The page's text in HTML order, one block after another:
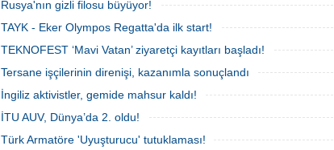
kadar deniz tutkunlarını bir araya
Rusya'nın gizli filosu büyüyor!
TAYK - Eker Olympos Regatta'da ilk start!
TEKNOFEST ‘Mavi Vatan’ ziyaretçi kayıtları başladı!
Tersane işçilerinin direnişi, kazanımla sonuçlandı
İngiliz aktivistler, gemide mahsur kaldı!
İTU AUV, Dünya’da 2. oldu!
Türk Armatöre 'Uyuşturucu' tutuklaması!